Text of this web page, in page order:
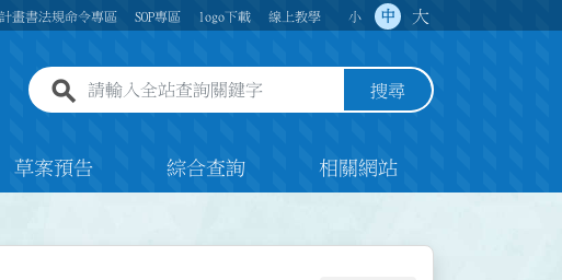
畫書法規命令專區 SOP專區 logo下載 線上教學 小 中 大
全站查詢關鍵字欄位 搜尋
草案預告 綜合查詢 相關網站